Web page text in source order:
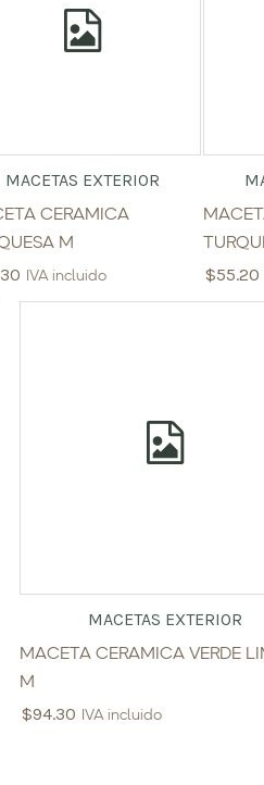
MACETAS EXTERIOR
CERAMICA
M
IVA incluido $55.20
MACETAS EXTERIOR
MACETA CERAMICA VERDE
M
$94.30 IVA incluido